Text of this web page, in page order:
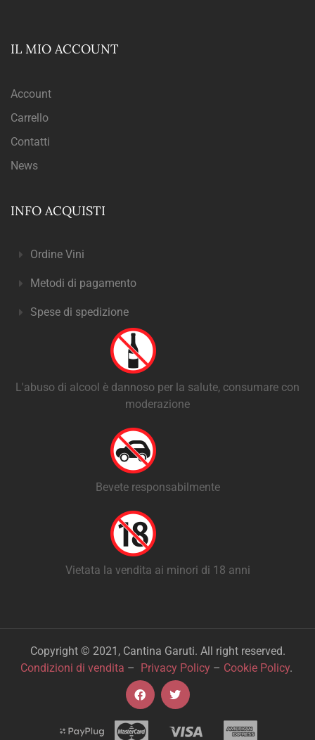
IL MIO ACCOUNT
Account
Carrello
Contatti
News
INFO ACQUISTI
Ordine Vini
Metodi di pagamento
Spese di spedizione
L'abuso di alcool è dannoso per la salute, consumare con
moderazione
Bevete responsabilmente
Vietata la vendita ai minori di 18 anni
Copyright © 2021, Cantina Garuti. All right reserved.
Condizioni di vendita – Privacy Policy– Cookie Policy.